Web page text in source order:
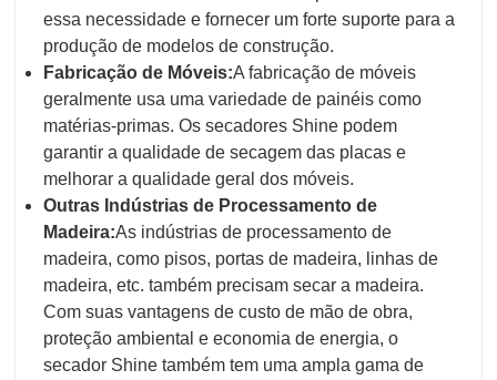
essa necessidade e fornecer um forte suporte para a
produção de modelos de construção.
Fabricação de Móveis:A fabricação de móveis
geralmente usa uma variedade de painéis como
matérias-primas. Os secadores Shine podem
garantir a qualidade de secagem das placas e
melhorar a qualidade geral dos móveis.
Outras Indústrias de Processamento de
Madeira:As indústrias de processamento de
madeira, como pisos, portas de madeira, linhas de
madeira, etc. também precisam secar a madeira.
Com suas vantagens de custo de mão de obra,
proteção ambiental e economia de energia, o
secador Shine também tem uma ampla gama de